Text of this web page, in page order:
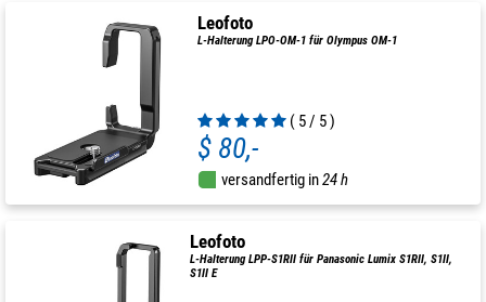
Leofoto
L-Halterung LPO-OM-1 für Olympus OM-1
( 5 / 5 )
$ 80,-
versandfertig in24 h
Leofoto
L-Halterung LPP-S1RII für Panasonic Lumix S1RII, S1II,
S1II E